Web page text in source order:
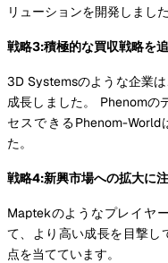
リューションを開発しました
戦略3:積極的な買収戦略を
3D Systemsのような企業
成長しました。 Phenomの
セスできるPhenom-
た。
戦略4:新興市場への拡大に
Maptekのようなプレイヤ
て、より高い成長を目撃し
点を当てています。